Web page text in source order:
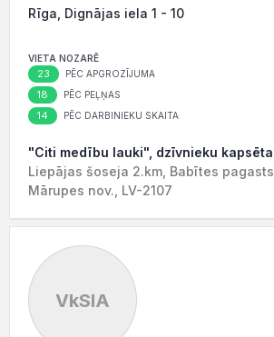
Rīga, Dignājas iela 1 - 10
VIETA NOZARĒ
23 PĒC APGROZĪJUMA
18 PĒC PEĻŅAS
14 PĒC DARBINIEKU SKAITA
"Citi medību lauki", dzīvnieku kapsēta
Liepājas šoseja 2.km, Babītes pagasts,
Mārupes nov., LV-2107
VkSIA